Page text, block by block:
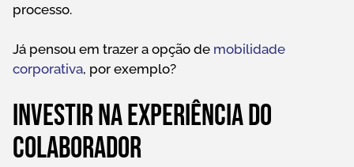
processo.
Já pensou em trazer a opção de mobilidade
corporativa, por exemplo?
Investir na experiência do
colaborador